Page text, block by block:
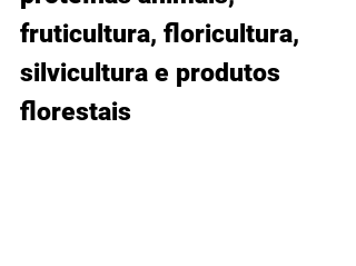
fruticultura, floricultura,
silvicultura e produtos
florestais